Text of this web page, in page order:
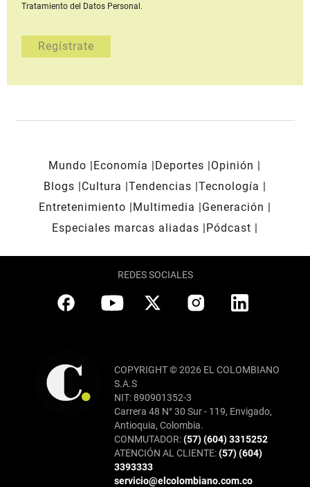
Tratamiento del Datos Personal.
Mundo Economía Deportes
Opinión
Blogs
Cultura Tendencias Tecnología
Entretenimiento
Multimedia
Generación
Especiales marcas aliadas
Pódcast
REDES SOCIALES
COPYRIGHT © 2026 EL COLOMBIANO
S.A.S
NIT: 890901352-3
Carrera 48 N° 30 Sur - 119, Envigado,
Antioquia, Colombia.
CONMUTADOR:(57) (604) 3315252
ATENCIÓN AL CLIENTE:(57) (604)
3393333
servicio@elcolombiano.com.co